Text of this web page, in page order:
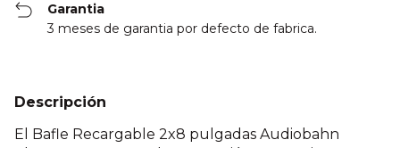
Garantia
3 meses de garantia por defecto de fabrica.
Descripción
El Bafle Recargable 2x8 pulgadas Audiobahn